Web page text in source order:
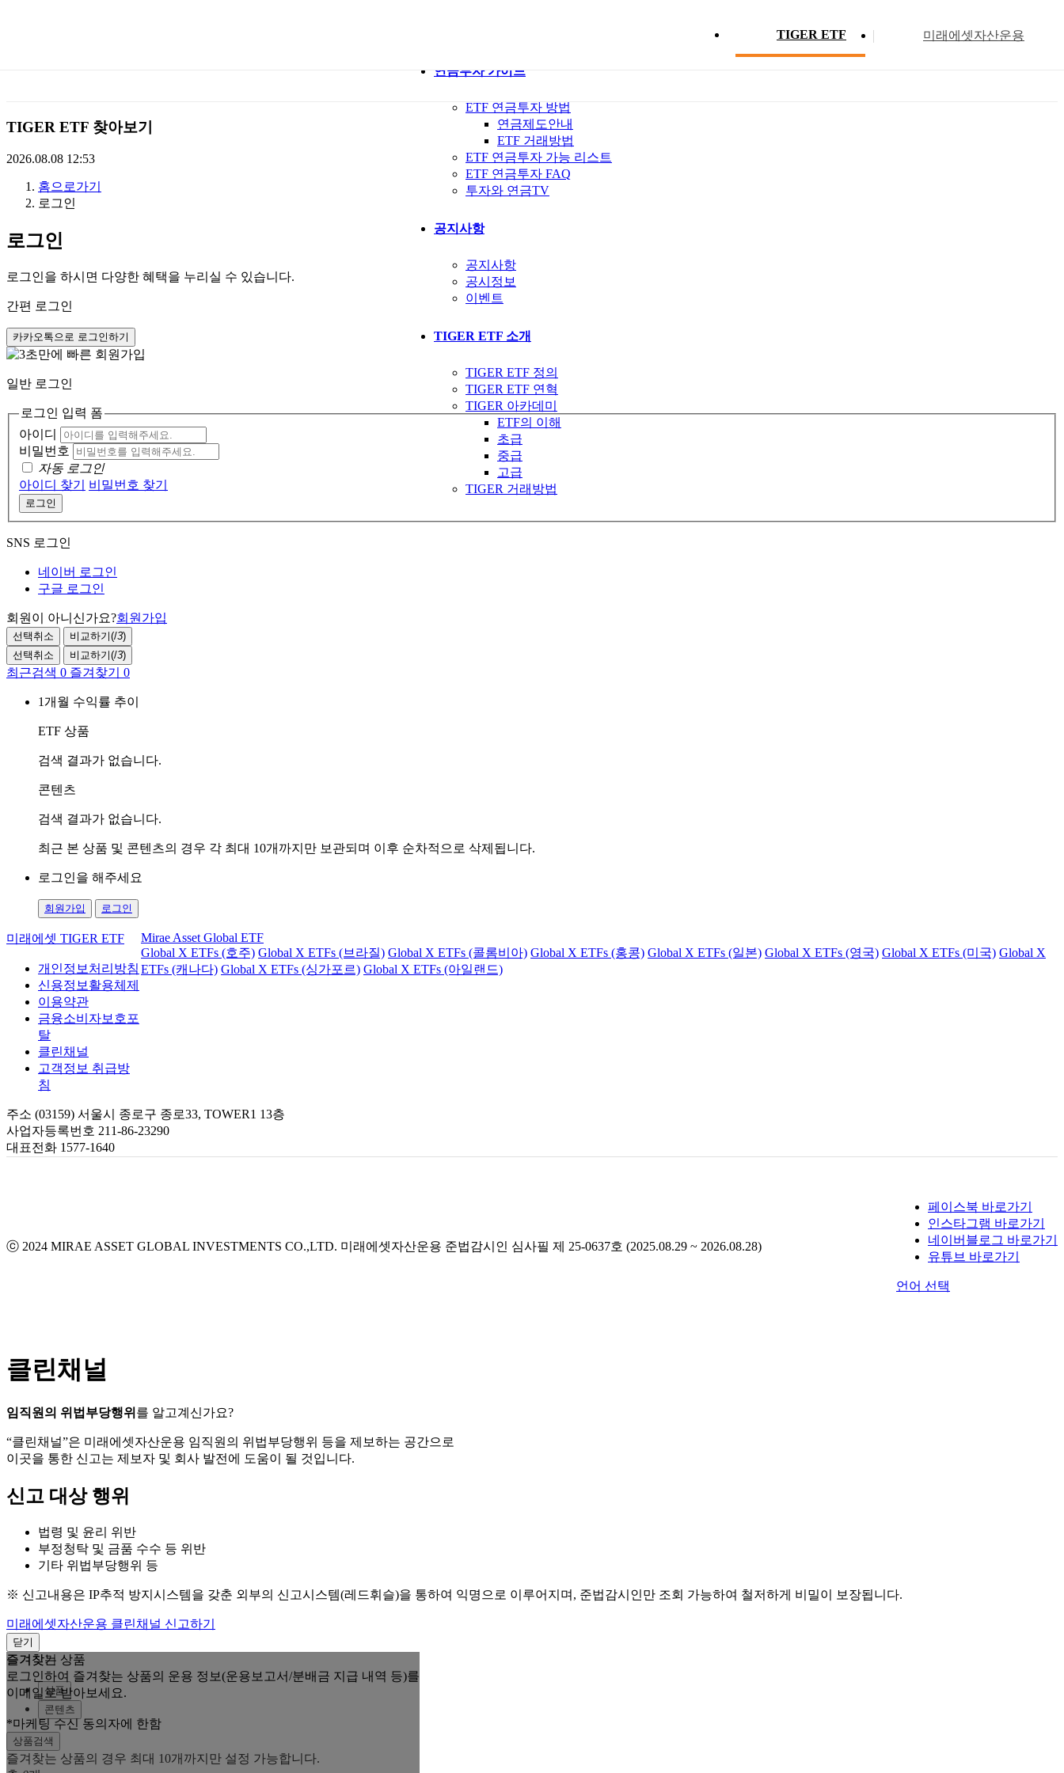
TIGER ETF 미래에셋자산운용
에
셋
TIGERETF
연금투자 가이드
ETF 연금투자 방법
연금제도안내
ETF 거래방법
ETF 연금투자 가능 리스트
ETF 연금투자 FAQ
투자와 연금TV
공지사항
공지사항
공시정보
이벤트
TIGER ETF 소개
TIGER ETF 정의
TIGER ETF 연혁
TIGER 아카데미
ETF의 이해
초급
중급
고급
TIGER 거래방법
ETF 분배금 현황
TIGER ETF 찾아보기
2026.08.08 12:53
홈으로가기
로그인
로그인
로그인을 하시면 다양한 혜택을 누리실 수 있습니다.
간편 로그인
카카오톡으로 로그인하기
일반 로그인
로그인 입력 폼
아이디
비밀번호
로그인
자동 로그인
아이디 찾기
비밀번호 찾기
SNS 로그인
네이버 로그인
구글 로그인
회원이 아니신가요?회원가입
선택취소 비교하기(/3)
선택취소
비교하기(/3)
최근검색 0 즐겨찾기 0
1개월 수익률 추이
ETF 상품
검색 결과가 없습니다.
콘텐츠
검색 결과가 없습니다.
최근 본 상품 및 콘텐츠의 경우 각 최대 10개까지만 보관되며 이후 순차적으로 삭제됩니다.
로그인을 해주세요
회원가입 로그인
미래에셋 TIGER ETF
개인정보처리방침
신용정보활용체제
이용약관
금융소비자보호포
탈
클린채널
고객정보 취급방
침
Mirae Asset Global ETF
Global X ETFs (호주) Global X ETFs (브라질) Global X ETFs (콜롬비아) Global X ETFs (홍콩) Global X ETFs (일본) Global X ETFs (영국) Global X ETFs (미국) Global X
ETFs (캐나다) Global X ETFs (싱가포르) Global X ETFs (아일랜드)
주소 (03159) 서울시 종로구 종로33, TOWER1 13층
사업자등록번호 211-86-23290
대표전화 1577-1640
ⓒ 2024 MIRAE ASSET GLOBAL INVESTMENTS CO.,LTD. 미래에셋자산운용 준법감시인 심사필 제 25-0637호 (2025.08.29 ~ 2026.08.28)
페이스북 바로가기
인스타그램 바로가기
네이버블로그 바로가기
유튜브 바로가기
언어 선택
클린채널
임직원의 위법부당행위 를 알고계신가요?
“클린채널”은 미래에셋자산운용 임직원의 위법부당행위 등을 제보하는 공간으로
이곳을 통한 신고는 제보자 및 회사 발전에 도움이 될 것입니다.
신고 대상 행위
법령 및 윤리 위반
부정청탁 및 금품 수수 등 위반
기타 위법부당행위 등
※ 신고내용은 IP추적 방지시스템을 갖춘 외부의 신고시스템(레드휘슬)을 통하여 익명으로 이루어지며, 준법감시인만 조회 가능하여 철저하게 비밀이 보장됩니다.
미래에셋자산운용 클린채널 신고하기
닫기
즐겨찾는 상품
로그인하여 즐겨찾는 상품의 운용 정보(운용보고서/분배금 지급 내역 등)를
이메일로 받아보세요.
*마케팅 수신 동의자에 한함
즐겨찾기
상품
콘텐츠
상품검색
즐겨찾는 상품의 경우 최대 10개까지만 설정 가능합니다.